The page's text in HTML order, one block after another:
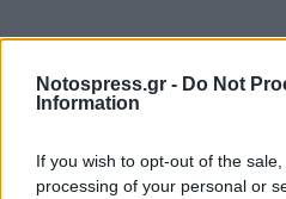
Notospress.gr - Do Not
Information
If you wish to opt-out of the
processing of your personal or